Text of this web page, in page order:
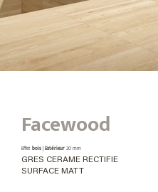
Facewood
Effetbois|Extérieur20 mm
GRES CERAME RECTIFIE
SURFACE MATT